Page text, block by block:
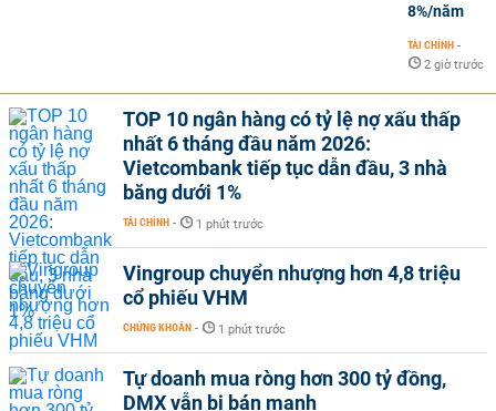
8%/năm
TÀI CHÍNH -
2 giờ trước
TOP 10 ngân hàng có tỷ lệ nợ xấu thấp
nhất 6 tháng đầu năm 2026:
Vietcombank tiếp tục dẫn đầu, 3 nhà
băng dưới 1%
TÀI CHÍNH - 1 phút trước
Vingroup chuyển nhượng hơn 4,8 triệu
cổ phiếu VHM
CHỨNG KHOÁN - 1 phút trước
Tự doanh mua ròng hơn 300 tỷ đồng,
DMX vẫn bị bán mạnh